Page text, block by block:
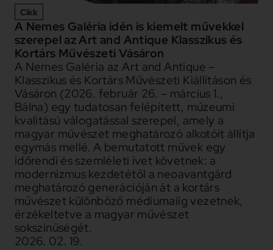
Cikk
A Nemes Galéria idén is kiemelt művekkel
szerepel az Art and Antique Klasszikus és
Kortárs Művészeti Vásáron
A Nemes Galéria az Art and Antique –
Klasszikus és Kortárs Művészeti Kiállításon és
Vásáron (2026. február 26. – március 1.,
Bálna) egy tudatosan felépített, múzeumi
kvalitású válogatással szerepel, amely a
magyar művészet meghatározó alkotóit állítja
egymás mellé. A bemutatott művek egy
időrendi és szemléleti ívet követnek: a
modernizmus kezdetétől a neoavantgárd
meghatározó generációján át a kortárs
művészet különböző médiumaiig vezetnek,
érzékeltetve a magyar művészet
sokszínűségét.
2026. 02. 19.